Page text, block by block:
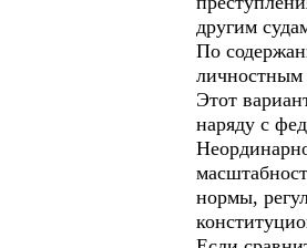
другим
По
личностным
Этот
наряду с
нормы,